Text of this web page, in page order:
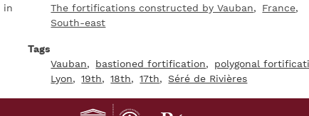
in
The fortifications constructed by Vauban
France
South-east
Tags
Vauban
bastioned fortification
polygonal
Lyon
19th 18th 17th Séré de Rivières